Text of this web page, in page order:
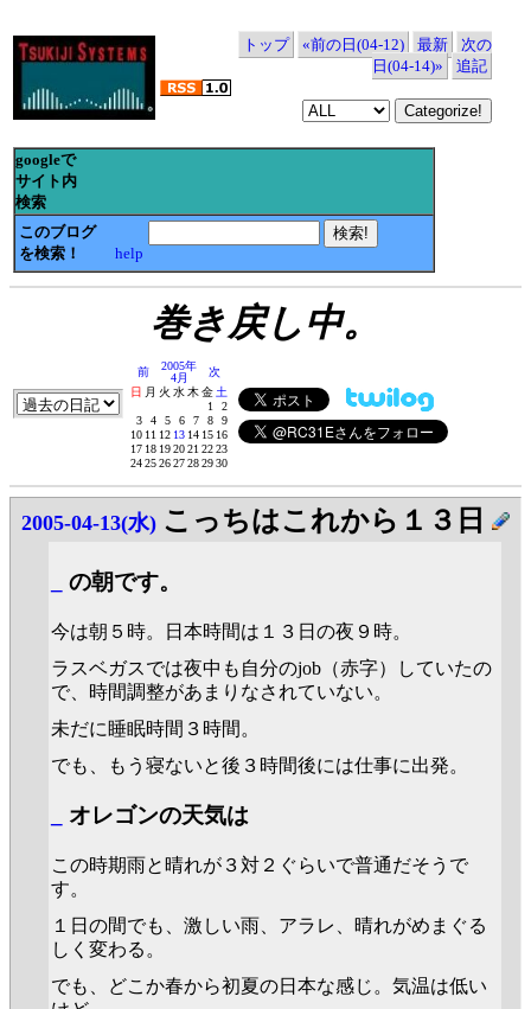
トップ «前の日(04-12) 最新
次の
日(04-14)»
追記
googleで
サイト内
検索
このブログ
を検索！
help
巻き戻し中。
前
2005年
4月
次
日 月 火 水木金土
1
2
3
4 5 6 7 8
9
10 11 12 13 14 15 16
17 18 1920212223
24252627282930
2005-04-13(水) こっちはこれから１３日
の朝です。
今は朝５時。日本時間は１３日の夜９時。
ラスベガスでは夜中も自分のjob（赤字）していたの
で、時間調整があまりなされていない。
未だに睡眠時間３時間。
でも、もう寝ないと後３時間後には仕事に出発。
オレゴンの天気は
この時期雨と晴れが３対２ぐらいで普通だそうで
す。
１日の間でも、激しい雨、アラレ、晴れがめまぐる
しく変わる。
でも、どこか春から初夏の日本な感じ。気温は低い